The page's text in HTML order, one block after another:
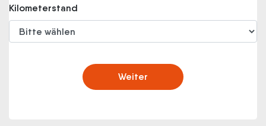
Kilometerstand
Weiter